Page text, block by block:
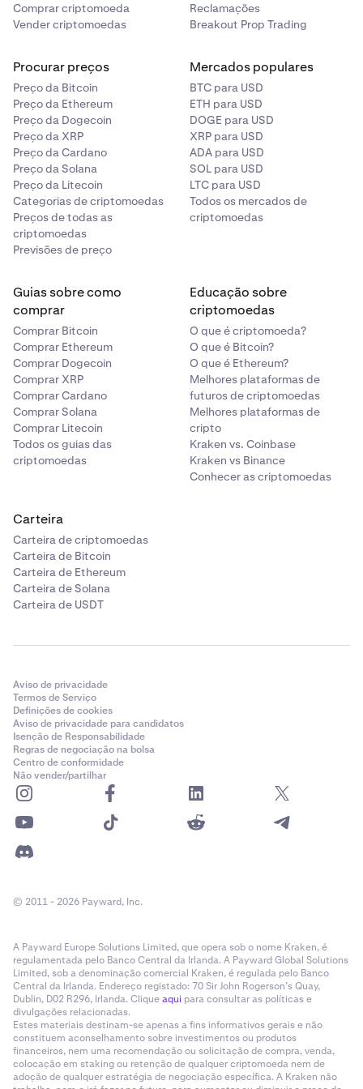
domínio @kraken.com no final. Isto inclui
subdomínios como @email.kraken.com. (Verifique
Comprar criptomoeda
Vender criptomoedas
Reclamações
Breakout Prop Trading
Procurar preços
Preço da Bitcoin
Preço da Ethereum
Preço da Dogecoin
Preço da XRP
Preço da Cardano
Preço da Solana
Preço da Litecoin
Categorias de criptomoedas
Preços de todas as
criptomoedas
Previsões de preço
Mercados populares
BTC para USD
ETH para USD
DOGE para USD
XRP para USD
ADA para USD
SOL para USD
LTC para USD
Todos os mercados de
criptomoedas
Guias sobre como
comprar
Comprar Bitcoin
Comprar Ethereum
Comprar Dogecoin
Comprar XRP
Comprar Cardano
Comprar Solana
Comprar Litecoin
Todos os guias das
criptomoedas
Educação sobre
criptomoedas
O que é criptomoeda?
O que é Bitcoin?
O que é Ethereum?
Melhores plataformas de
futuros de criptomoedas
Melhores plataformas de
cripto
Kraken vs. Coinbase
Kraken vs Binance
Conhecer as criptomoedas
Carteira
Carteira de criptomoedas
Carteira de Bitcoin
Carteira de Ethereum
Carteira de Solana
Carteira de USDT
Aviso de privacidade
Termos de Serviço
Definições de cookies
Aviso de privacidade para candidatos
Isenção de Responsabilidade
Regras de negociação na bolsa
Centro de conformidade
Não vender/partilhar
© 2011 - 2026 Payward, Inc.
A Payward Europe Solutions Limited, que opera sob o nome Kraken, é
regulamentada pelo Banco Central da Irlanda. A Payward Global Solutions
Limited, sob a denominação comercial Kraken, é regulada pelo Banco
Central da Irlanda. Endereço registado: 70 Sir John Rogerson’s Quay,
Dublin, D02 R296, Irlanda. Cliqueaqui para consultar as políticas e
divulgações relacionadas.
Estes materiais destinam-se apenas a fins informativos gerais e não
constituem aconselhamento sobre investimentos ou produtos
financeiros, nem uma recomendação ou solicitação de compra, venda,
colocação em staking ou retenção de qualquer criptomoeda nem de
adoção de qualquer estratégia de negociação específica. A Kraken não